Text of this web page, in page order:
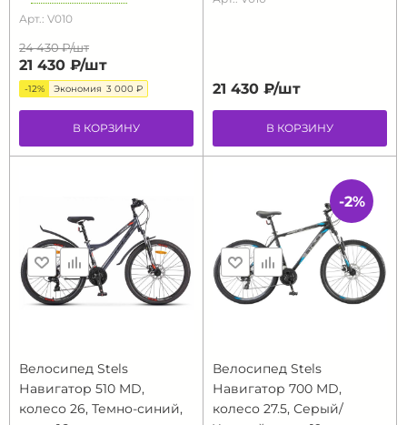
Арт.: V010
24 430 ₽/шт
21 430 ₽/шт
-12% Экономия 3 000 ₽
В КОРЗИНУ
21 430 ₽/шт
В КОРЗИНУ
Велосипед Stels
Навигатор 510 MD,
колесо 26, Темно-синий,
Велосипед Stels
Навигатор 700 MD,
колесо 27.5, Серый/
-2%